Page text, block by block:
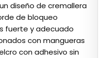
diseño de cremallera
de bloqueo
fuerte y adecuado
con mangueras
con adhesivo sin